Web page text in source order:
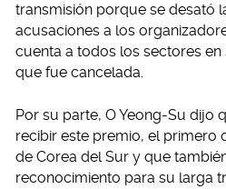
transmisión porque se desató
acusaciones a los
cuenta a todos los sectores en
que fue cancelada.
Por su parte, O Yeong-Su dijo
recibir este premio, el primero
de Corea del Sur y que
reconocimiento para su larga